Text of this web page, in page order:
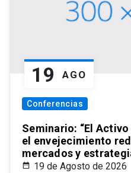
19 AGO
Conferencias
Seminario: “El
el envejecimiento
mercados y
19 de Agosto de 2026